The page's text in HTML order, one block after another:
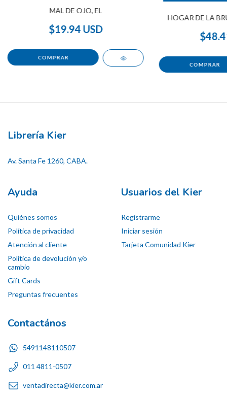
MAL DE OJO, EL
$19.94 USD
HOGAR DE LA
Librería Kier
Av. Santa Fe 1260, CABA.
Ayuda
Quiénes somos
Política de privacidad
Atención al cliente
Política de devolución y/o
cambio
Gift Cards
Preguntas frecuentes
Usuarios del Kier
Registrarme
Iniciar sesión
Tarjeta Comunidad Kier
Contactános
5491148110507
011 4811-0507
ventadirecta@kier.com.ar